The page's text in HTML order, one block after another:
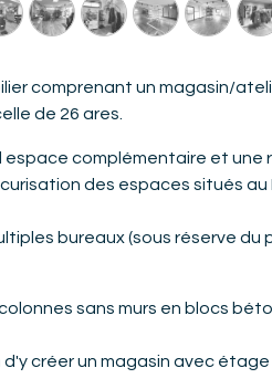
comprenant un magasin/
de 26 ares.
espace complémentaire et
des espaces situés au
bureaux (sous réserve du
sans murs en blocs
créer un magasin avec